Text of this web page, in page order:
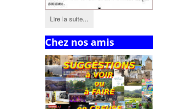
Lire la suite...
Chez nos amis